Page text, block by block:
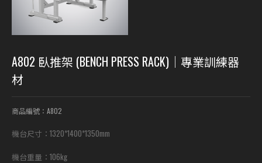
A802 臥推架 (BENCH PRESS RACK)｜專業訓練器
材
商品編號：A802
機台尺寸：1320*1400*1350mm
機台重量：106kg